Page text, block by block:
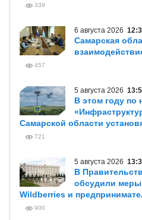
339
6 августа 2026
Самарская
457
5 августа 2026
В этом году по
Самарской области
721
5 августа 2026
В
обсудили меры
Wildberries и
900